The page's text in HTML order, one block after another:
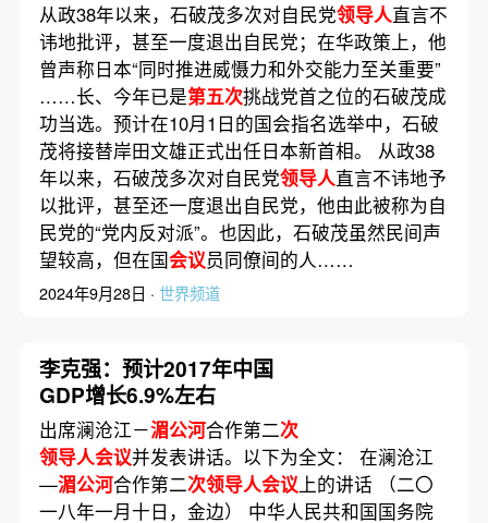
从政38年以来，石破茂多次对自民党领导人直言不
讳地批评，甚至一度退出自民党；在华政策上，他
曾声称日本“同时推进威慑力和外交能力至关重要”
……长、今年已是第五次挑战党首之位的石破茂成
功当选。预计在10月1日的国会指名选举中，石破
茂将接替岸田文雄正式出任日本新首相。 从政38
年以来，石破茂多次对自民党领导人直言不讳地予
以批评，甚至还一度退出自民党，他由此被称为自
民党的“党内反对派”。也因此，石破茂虽然民间声
望较高，但在国会议员同僚间的人……
2024年9月28日 · 世界频道
李克强：预计2017年中国
GDP增长6.9%左右
出席澜沧江－湄公河合作第二次
领导人会议并发表讲话。以下为全文： 在澜沧江
—湄公河合作第二次领导人会议上的讲话 （二〇
一八年一月十日，金边） 中华人民共和国国务院